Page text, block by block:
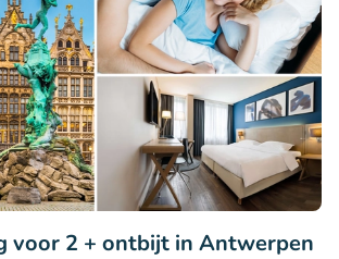
voor 2 + ontbijt in Antwerpen